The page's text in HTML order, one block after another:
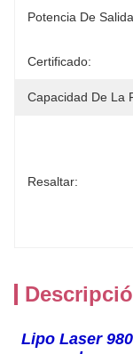
Potencia De
Certificado:
Capacidad De La
Resaltar:
Lipo Laser